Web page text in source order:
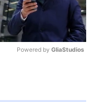
Powered by GliaStudios